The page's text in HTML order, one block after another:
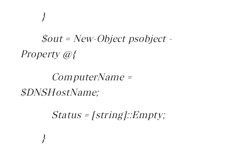
}
$out = New-Object psobject -
Property @{
ComputerName =
$DNSHostName;
Status = [string]::Empty;
}